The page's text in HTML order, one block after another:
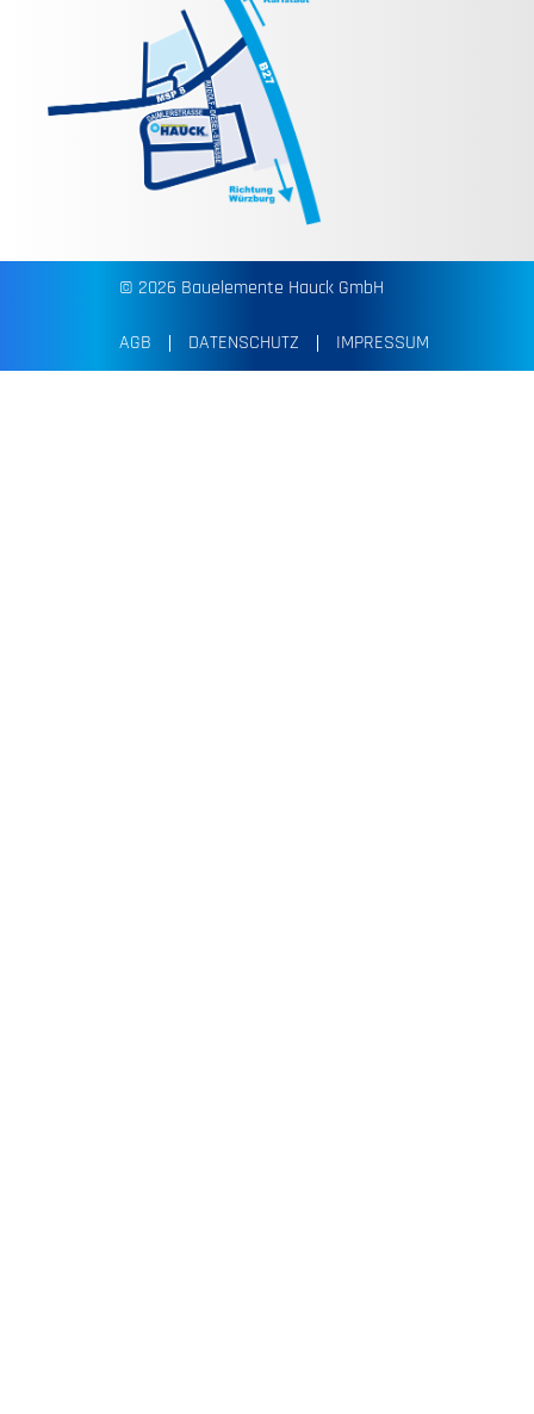
© 2026 Bauelemente Hauck GmbH
AGB DATENSCHUTZ IMPRESSUM